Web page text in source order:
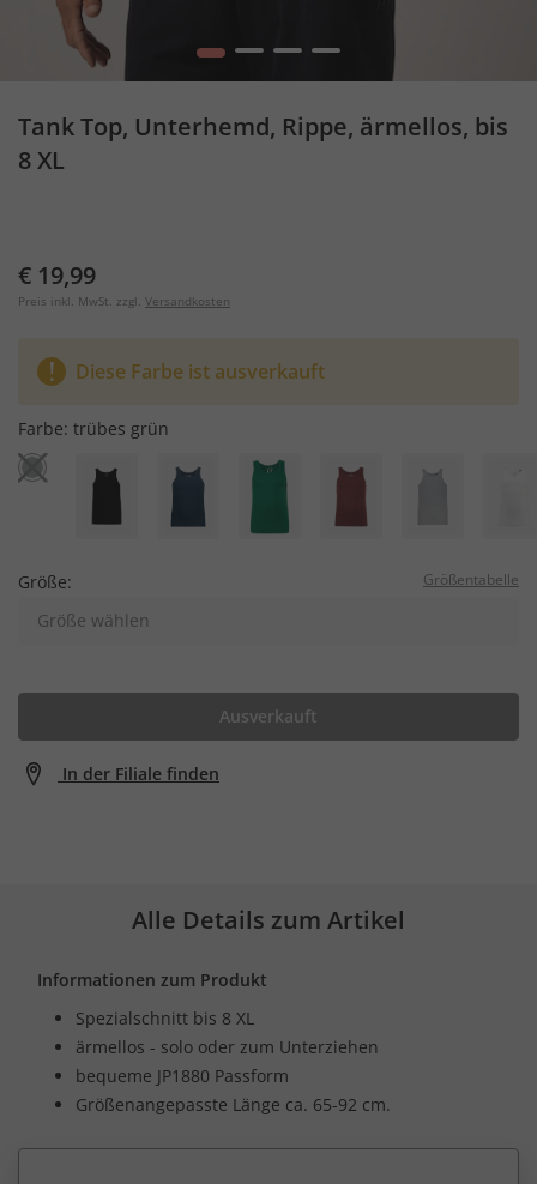
1 2 3 4
Tank Top, Unterhemd, Rippe, ärmellos, bis
8 XL
€ 19,99
Preis inkl. MwSt. zzgl. Versandkosten
Diese Farbe ist ausverkauft
Farbe: trübes grün
Größe: Größentabelle
Größe wählen
Ausverkauft
In der Filiale finden
Alle Details zum Artikel
Informationen zum Produkt
Spezialschnitt bis 8 XL
ärmellos - solo oder zum Unterziehen
bequeme JP1880 Passform
Größenangepasste Länge ca. 65-92 cm.